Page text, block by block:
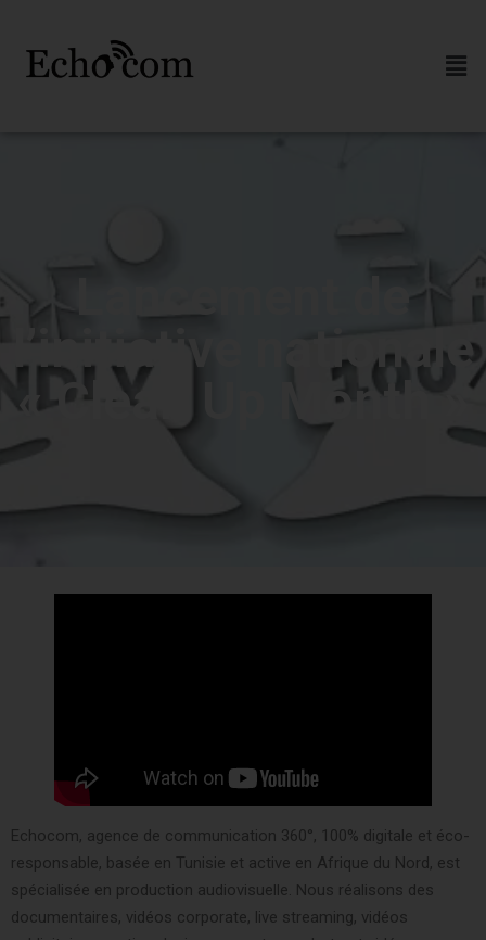
l’initiative nationale
« Clean Up Month »
Echocom, agence de communication 360°, 100% digitale et éco-
responsable, basée en Tunisie et active en Afrique du Nord, est
spécialisée en production audiovisuelle. Nous réalisons des
documentaires, vidéos corporate, live streaming, vidéos